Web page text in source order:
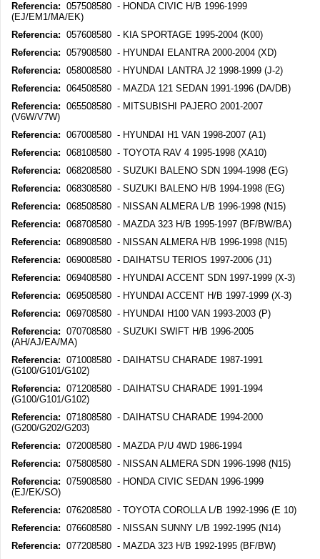
Referencia: 057508580 - HONDA CIVIC H/B 1996-1999
(EJ/EM1/MA/EK)
Referencia: 057608580 - KIA SPORTAGE 1995-2004 (K00)
Referencia: 057908580 - HYUNDAI ELANTRA 2000-2004 (XD)
Referencia: 058008580 - HYUNDAI LANTRA J2 1998-1999 (J-2)
Referencia: 064508580 - MAZDA 121 SEDAN 1991-1996 (DA/DB)
Referencia: 065508580 - MITSUBISHI PAJERO 2001-2007
(V6W/V7W)
Referencia: 067008580 - HYUNDAI H1 VAN 1998-2007 (A1)
Referencia: 068108580 - TOYOTA RAV 4 1995-1998 (XA10)
Referencia: 068208580 - SUZUKI BALENO SDN 1994-1998 (EG)
Referencia: 068308580 - SUZUKI BALENO H/B 1994-1998 (EG)
Referencia: 068508580 - NISSAN ALMERA L/B 1996-1998 (N15)
Referencia: 068708580 - MAZDA 323 H/B 1995-1997 (BF/BW/BA)
Referencia: 068908580 - NISSAN ALMERA H/B 1996-1998 (N15)
Referencia: 069008580 - DAIHATSU TERIOS 1997-2006 (J1)
Referencia: 069408580 - HYUNDAI ACCENT SDN 1997-1999 (X-3)
Referencia: 069508580 - HYUNDAI ACCENT H/B 1997-1999 (X-3)
Referencia: 069708580 - HYUNDAI H100 VAN 1993-2003 (P)
Referencia: 070708580 - SUZUKI SWIFT H/B 1996-2005
(AH/AJ/EA/MA)
Referencia: 071008580 - DAIHATSU CHARADE 1987-1991
(G100/G101/G102)
Referencia: 071208580 - DAIHATSU CHARADE 1991-1994
(G100/G101/G102)
Referencia: 071808580 - DAIHATSU CHARADE 1994-2000
(G200/G202/G203)
Referencia: 072008580 - MAZDA P/U 4WD 1986-1994
Referencia: 075808580 - NISSAN ALMERA SDN 1996-1998 (N15)
Referencia: 075908580 - HONDA CIVIC SEDAN 1996-1999
(EJ/EK/SO)
Referencia: 076208580 - TOYOTA COROLLA L/B 1992-1996 (E 10)
Referencia: 076608580 - NISSAN SUNNY L/B 1992-1995 (N14)
Referencia: 077208580 - MAZDA 323 H/B 1992-1995 (BF/BW)